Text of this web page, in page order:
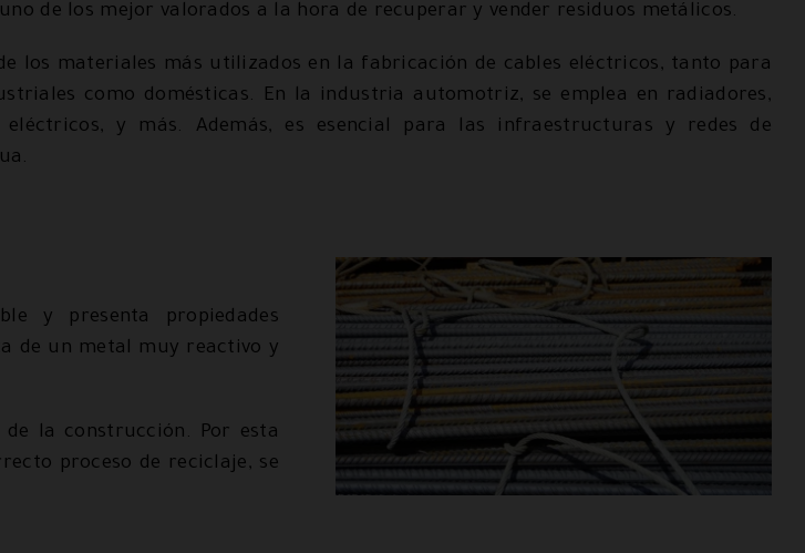
de los mejor valorados a la hora de recuperar y vender residuos metálicos.
los materiales más utilizados en la fabricación de cables eléctricos, tanto para
como domésticas. En la industria automotriz, se emplea en radiadores,
eléctricos, y más. Además, es esencial para las infraestructuras y redes de
y presenta propiedades
de un metal muy reactivo y
la construcción. Por esta
proceso de reciclaje, se